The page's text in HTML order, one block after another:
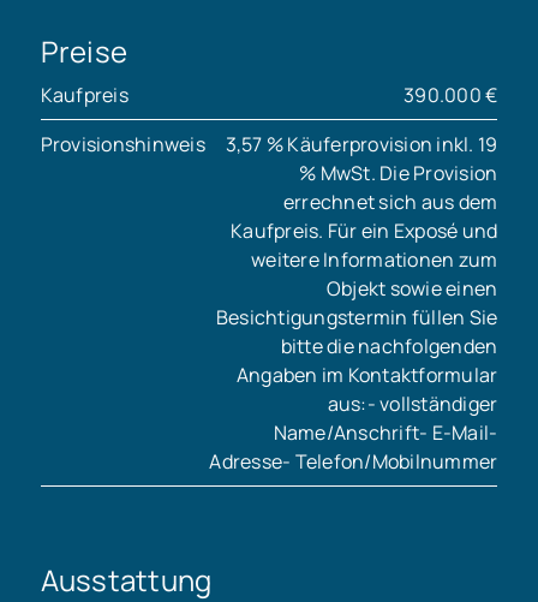
Preise
Kaufpreis
390.000 €
Provisionshinweis
3,57 % Käuferprovision inkl. 19
% MwSt. Die Provision
errechnet sich aus dem
Kaufpreis. Für ein Exposé und
weitere Informationen zum
Objekt sowie einen
Besichtigungstermin füllen Sie
bitte die nachfolgenden
Angaben im Kontaktformular
aus:- vollständiger
Name/Anschrift- E-Mail-
Adresse- Telefon/Mobilnummer
Ausstattung